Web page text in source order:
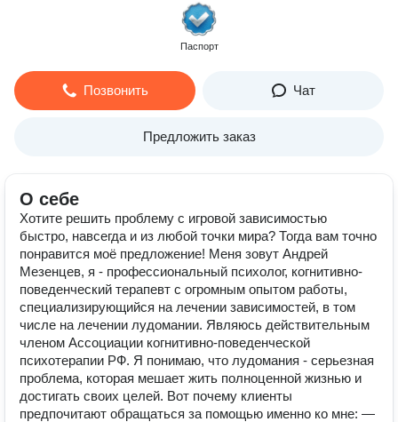
Паспорт
Позвонить Чат
Предложить заказ
О себе
Хотите решить проблему с игровой зависимостью
быстро, навсегда и из любой точки мира? Тогда вам точно
понравится моё предложение! Меня зовут Андрей
Мезенцев, я - профессиональный психолог, когнитивно-
поведенческий терапевт с огромным опытом работы,
специализирующийся на лечении зависимостей, в том
числе на лечении лудомании. Являюсь действительным
членом Ассоциации когнитивно-поведенческой
психотерапии РФ. Я понимаю, что лудомания - серьезная
проблема, которая мешает жить полноценной жизнью и
достигать своих целей. Вот почему клиенты
предпочитают обращаться за помощью именно ко мне: —